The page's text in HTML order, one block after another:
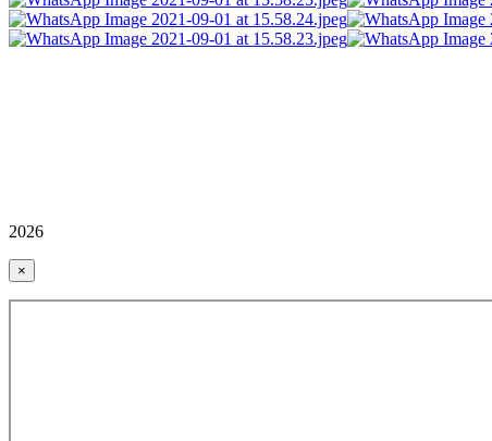
2026
×